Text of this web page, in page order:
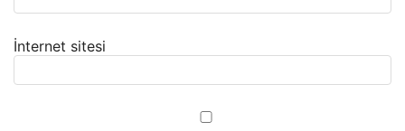
İnternet sitesi